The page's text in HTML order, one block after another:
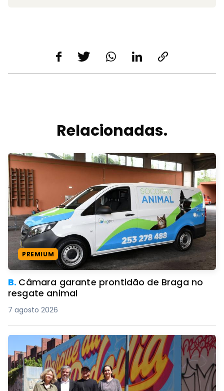
Relacionadas.
PREMIUM
B. Câmara garante prontidão de Braga no
resgate animal
7 agosto 2026